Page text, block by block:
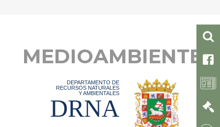
MEDIOAMBIENTE
DEPARTAMENTO DE
RECURSOS NATURALES
Y AMBIENTALES
DRNA